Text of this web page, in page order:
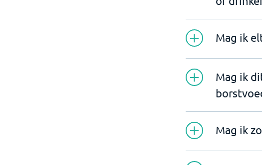
Mag ik
Mag ik
Mag ik